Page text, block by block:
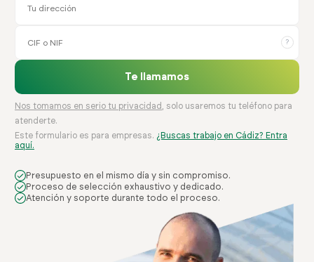
?
Te llamamos
Nos tomamos en serio tu privacidad
, solo usaremos tu teléfono para
atenderte.
Este formulario es para empresas. ¿Buscas trabajo en Cádiz? Entra
aquí.
Presupuesto en el mismo día y sin compromiso.
Proceso de selección exhaustivo y dedicado.
Atención y soporte durante todo el proceso.